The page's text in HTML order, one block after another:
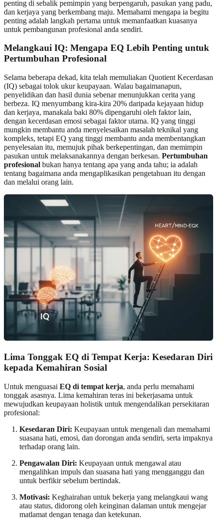
penting di sebalik pemimpin yang berpengaruh, pasukan yang padu,
dan kerjaya yang berkembang maju. Memahami mengapa ia begitu
penting adalah langkah pertama untuk memanfaatkan kuasanya
untuk pembangunan profesional anda sendiri.
Melangkaui IQ: Mengapa EQ Lebih Penting untuk
Pertumbuhan Profesional
Selama beberapa dekad, kita telah memuliakan Quotient Kecerdasan
(IQ) sebagai tolok ukur keupayaan. Walau bagaimanapun,
penyelidikan dan hasil dunia sebenar menunjukkan cerita yang
berbeza. IQ menyumbang kira-kira 20% daripada kejayaan hidup
dan kerjaya, manakala baki 80% dipengaruhi oleh faktor lain,
dengan kecerdasan emosi sebagai faktor utama. IQ yang tinggi
mungkin membantu anda menyelesaikan masalah teknikal yang
kompleks, tetapi EQ yang tinggi membantu anda membentangkan
penyelesaian itu, memujuk pihak berkepentingan, dan memimpin
pasukan untuk melaksanakannya dengan berkesan. Pertumbuhan
profesional bukan hanya tentang apa yang anda tahu; ia adalah
tentang bagaimana anda mengaplikasikan pengetahuan itu dengan
dan melalui orang lain.
Lima Tonggak EQ di Tempat Kerja: Kesedaran Diri
kepada Kemahiran Sosial
Untuk menguasai EQ di tempat kerja, anda perlu memahami
tonggak asasnya. Lima kemahiran teras ini bekerjasama untuk
mewujudkan keupayaan holistik untuk mengendalikan persekitaran
profesional:
Kesedaran Diri: Keupayaan untuk mengenali dan memahami
suasana hati, emosi, dan dorongan anda sendiri, serta impaknya
terhadap orang lain.
Pengawalan Diri: Keupayaan untuk mengawal atau
mengalihkan impuls dan suasana hati yang mengganggu dan
untuk berfikir sebelum bertindak.
Motivasi: Keghairahan untuk bekerja yang melangkaui wang
atau status, didorong oleh keinginan dalaman untuk mengejar
matlamat dengan tenaga dan ketekunan.